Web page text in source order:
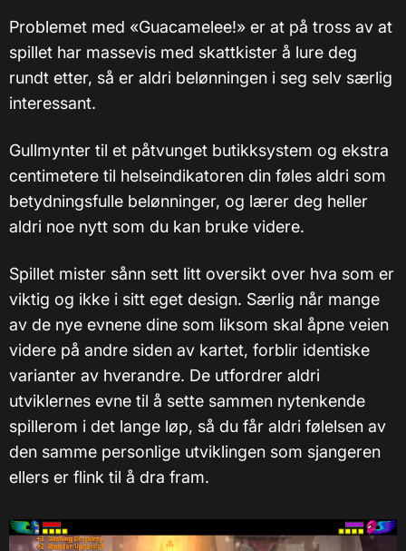
Problemet med «Guacamelee!» er at på tross av at
spillet har massevis med skattkister å lure deg
rundt etter, så er aldri belønningen i seg selv særlig
interessant.
Gullmynter til et påtvunget butikksystem og ekstra
centimetere til helseindikatoren din føles aldri som
betydningsfulle belønninger, og lærer deg heller
aldri noe nytt som du kan bruke videre.
Spillet mister sånn sett litt oversikt over hva som er
viktig og ikke i sitt eget design. Særlig når mange
av de nye evnene dine som liksom skal åpne veien
videre på andre siden av kartet, forblir identiske
varianter av hverandre. De utfordrer aldri
utviklernes evne til å sette sammen nytenkende
spillerom i det lange løp, så du får aldri følelsen av
den samme personlige utviklingen som sjangeren
ellers er flink til å dra fram.